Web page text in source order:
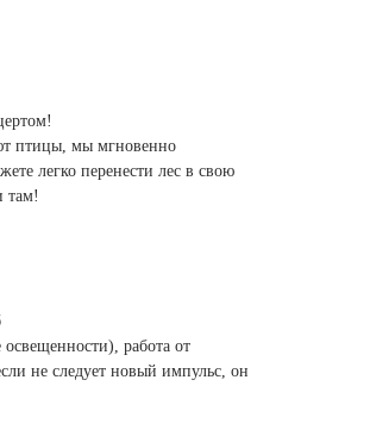
птицы, мы мгновенно
легко перенести лес в свою
там!
работа от
не следует новый импульс, он